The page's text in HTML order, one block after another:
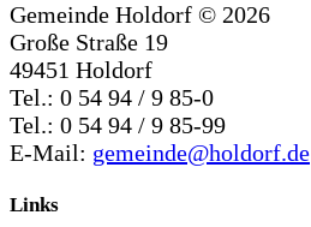
Gemeinde Holdorf © 2026
Große Straße 19
49451 Holdorf
Tel.: 0 54 94 / 9 85-0
Tel.: 0 54 94 / 9 85-99
E-Mail: gemeinde@holdorf.de
Links